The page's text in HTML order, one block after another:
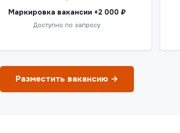
Маркировка вакансии +2 000 ₽
Доступно по запросу
Разместить вакансию →